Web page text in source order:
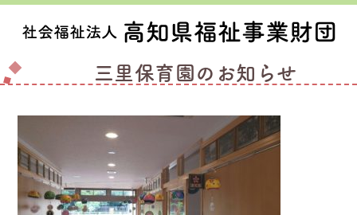
三里保育園のお知らせ